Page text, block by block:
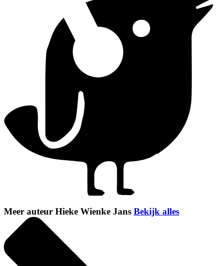
Meer auteur Hieke Wienke Jans Bekijk alles